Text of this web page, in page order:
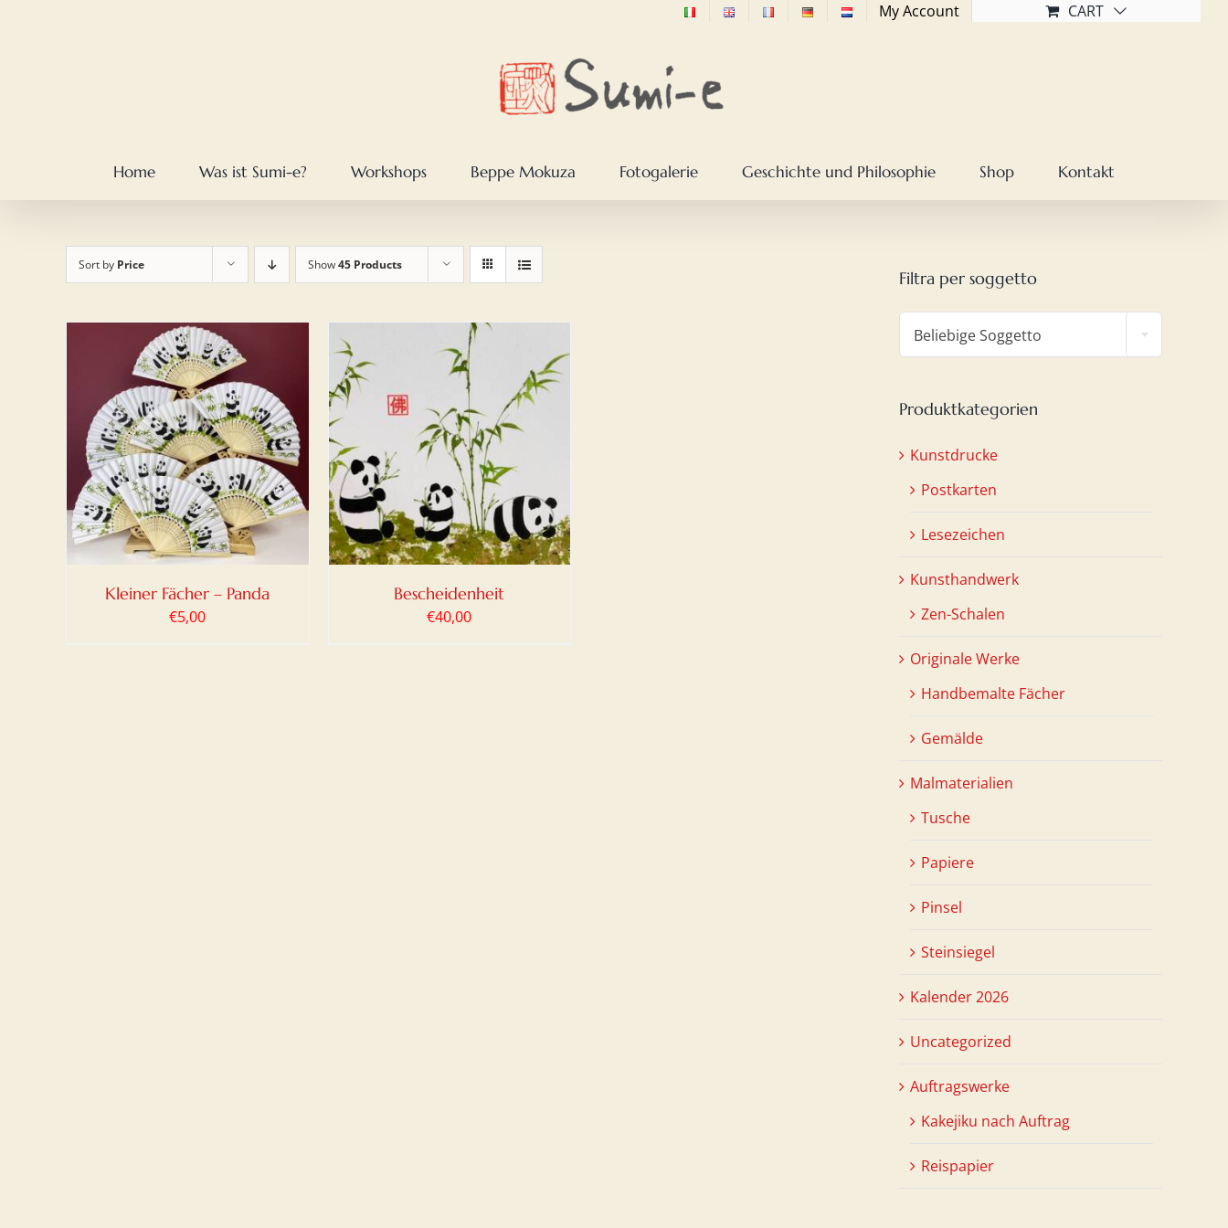
My Account CART
Home Was ist Sumi-e? Workshops Beppe Mokuza Fotogalerie Geschichte und Philosophie Shop Kontakt
Sort by Price Show45 Products
Kleiner Fächer – Panda
€5,00
IN DEN WARENKORB / DETAILS
Bescheidenheit
€40,00
Filtra per soggetto
Beliebige Soggetto
Produktkategorien
Kunstdrucke
Postkarten
Lesezeichen
Kunsthandwerk
Zen-Schalen
Originale Werke
Handbemalte Fächer
Gemälde
Malmaterialien
Tusche
Papiere
Pinsel
Steinsiegel
Kalender 2026
Uncategorized
Auftragswerke
Kakejiku nach Auftrag
Reispapier